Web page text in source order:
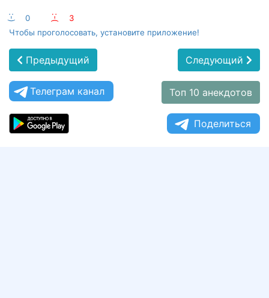
:-) 0 :-(
3
Чтобы проголосовать, установите приложение!
Предыдущий Следующий
Телеграм канал Топ 10 анекдотов
Поделиться